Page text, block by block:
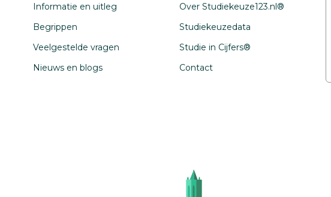
Informatie en uitleg
Begrippen
Veelgestelde vragen
Nieuws en blogs
Over Studiekeuze123.nl®
Studiekeuzedata
Studie in Cijfers®
Contact